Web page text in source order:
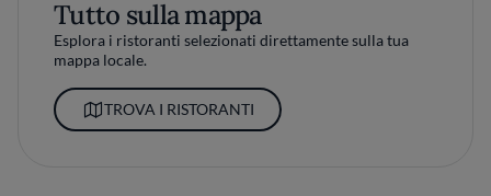
Tutto sulla mappa
Esplora i ristoranti selezionati direttamente sulla tua
mappa locale.
TROVA I RISTORANTI